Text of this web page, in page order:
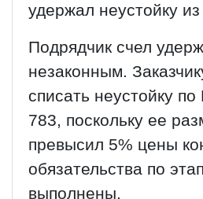
удержал неустойку
Подрядчик счел
незаконным.
списать неустойку
783, поскольку ее
превысил 5% цены
обязательства по
выполнены.